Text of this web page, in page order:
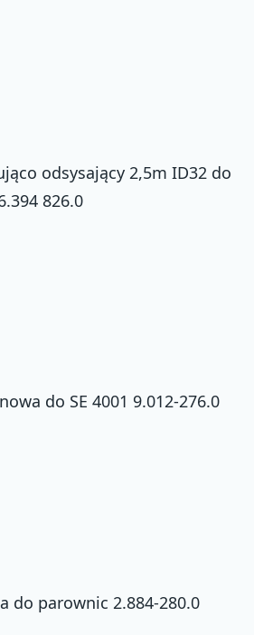
odsysający 2,5m ID32 do
826.0
do SE 4001 9.012-276.0
do parownic 2.884-280.0